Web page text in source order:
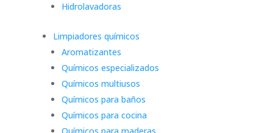
Hidrolavadoras
Limpiadores químicos
Aromatizantes
Químicos especializados
Químicos multiusos
Químicos para baños
Químicos para cocina